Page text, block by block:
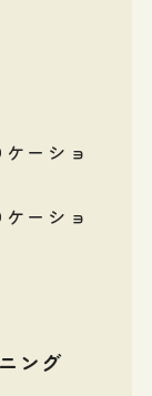
ーショ
ーショ
ング